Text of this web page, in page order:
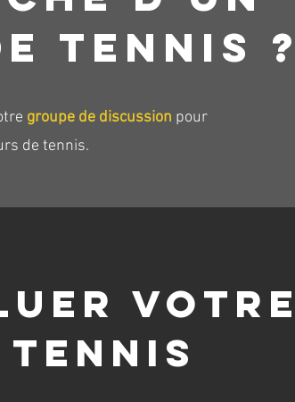
TENNIS ?
groupe de discussion pour
de tennis.
VOTRE